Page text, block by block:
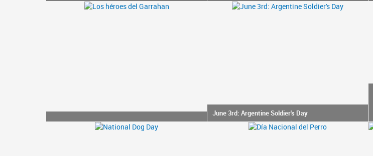
June 3rd: Argentine Soldier's Day